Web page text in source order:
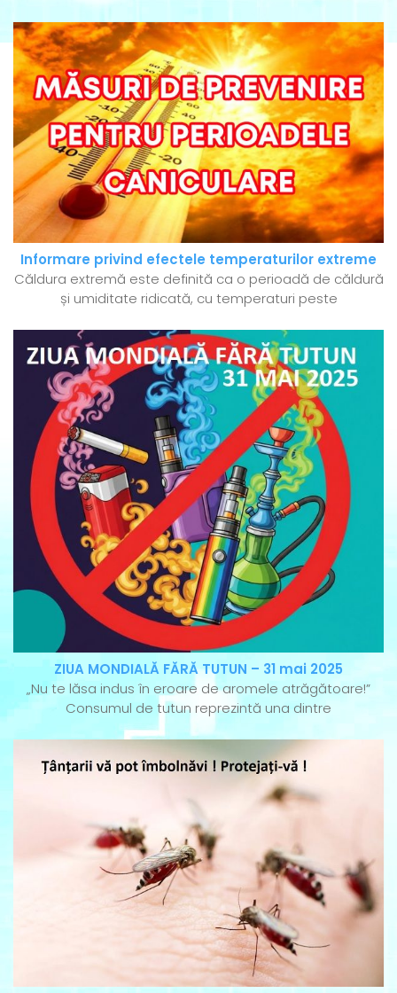
Informare privind efectele temperaturilor extreme
Căldura extremă este definită ca o perioadă de căldură
și umiditate ridicată, cu temperaturi peste
ZIUA MONDIALĂ FĂRĂ TUTUN – 31 mai 2025
„Nu te lăsa indus în eroare de aromele atrăgătoare!”
Consumul de tutun reprezintă una dintre